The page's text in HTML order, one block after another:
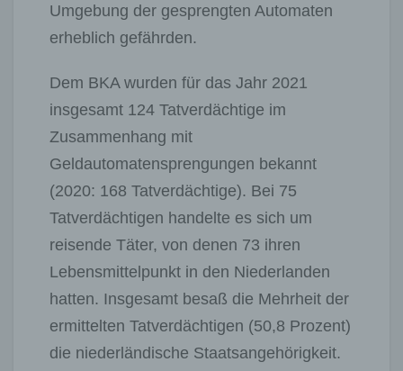
Umgebung der gesprengten Automaten
erheblich gefährden.
Dem BKA wurden für das Jahr 2021
insgesamt 124 Tatverdächtige im
Zusammenhang mit
Geldautomatensprengungen bekannt
(2020: 168 Tatverdächtige). Bei 75
Tatverdächtigen handelte es sich um
reisende Täter, von denen 73 ihren
Lebensmittelpunkt in den Niederlanden
hatten. Insgesamt besaß die Mehrheit der
ermittelten Tatverdächtigen (50,8 Prozent)
die niederländische Staatsangehörigkeit.